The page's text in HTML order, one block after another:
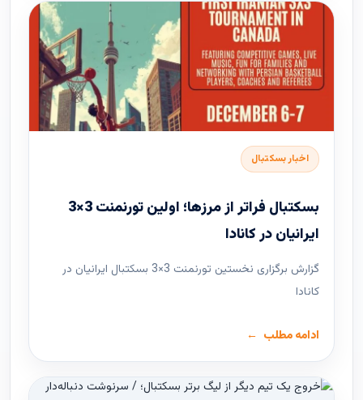
اخبار بسکتبال
بسکتبال فراتر از مرزها؛ اولین تورنمنت 3×3
ایرانیان در کانادا
گزارش برگزاری نخستین تورنمنت 3×3 بسکتبال ایرانیان در
کانادا
ادامه مطلب